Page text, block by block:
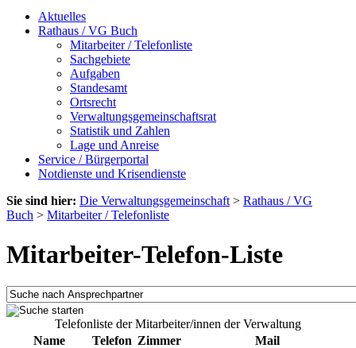
Aktuelles
Rathaus / VG Buch
Mitarbeiter / Telefonliste
Sachgebiete
Aufgaben
Standesamt
Ortsrecht
Verwaltungsgemeinschaftsrat
Statistik und Zahlen
Lage und Anreise
Service / Bürgerportal
Notdienste und Krisendienste
Sie sind hier: Die Verwaltungsgemeinschaft > Rathaus / VG
Buch > Mitarbeiter / Telefonliste
Mitarbeiter-Telefon-Liste
Telefonliste der Mitarbeiter/innen der Verwaltung
Name
Telefon Zimmer
Mail